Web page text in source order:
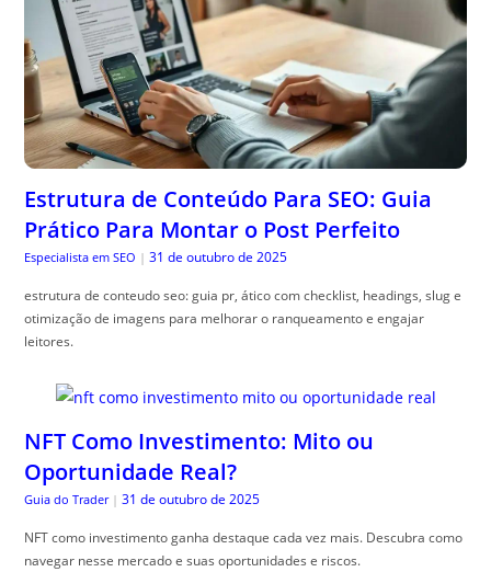
Estrutura de Conteúdo Para SEO: Guia
Prático Para Montar o Post Perfeito
Especialista em SEO | 31 de outubro de 2025
estrutura de conteudo seo: guia pr, ático com checklist, headings, slug e
otimização de imagens para melhorar o ranqueamento e engajar
leitores.
NFT Como Investimento: Mito ou
Oportunidade Real?
Guia do Trader | 31 de outubro de 2025
NFT como investimento ganha destaque cada vez mais. Descubra como
navegar nesse mercado e suas oportunidades e riscos.